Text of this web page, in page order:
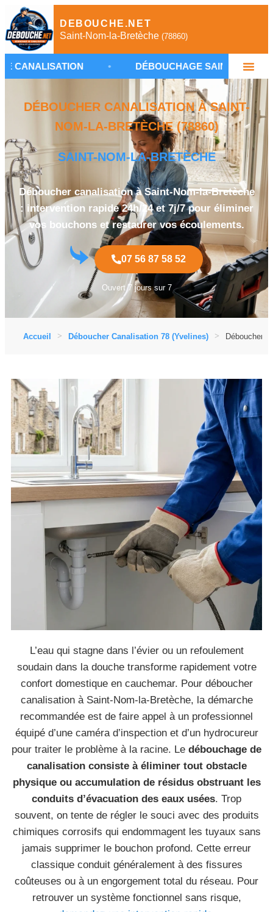
DEBOUCHE.NET
Saint-Nom-la-Bretèche (78860)
• DÉBOUCHAGE SAINT-NOM-LA-
DÉBOUCHER CANALISATION À SAINT-
NOM-LA-BRETÈCHE (78860)
SAINT-NOM-LA-BRETÈCHE
Déboucher canalisation à Saint-Nom-la-Bretèche
: intervention rapide 24h/24 et 7j/7 pour éliminer
vos bouchons et restaurer vos écoulements.
07 56 87 58 52
Ouvert 7 jours sur 7
Accueil Déboucher Canalisation 78 (Yvelines) Déboucher
L’eau qui stagne dans l’évier ou un refoulement
soudain dans la douche transforme rapidement votre
confort domestique en cauchemar. Pour déboucher
canalisation à Saint-Nom-la-Bretèche, la démarche
recommandée est de faire appel à un professionnel
équipé d’une caméra d’inspection et d’un hydrocureur
pour traiter le problème à la racine. Le débouchage de
canalisation consiste à éliminer tout obstacle
physique ou accumulation de résidus obstruant les
conduits d’évacuation des eaux usées. Trop
souvent, on tente de régler le souci avec des produits
chimiques corrosifs qui endommagent les tuyaux sans
jamais supprimer le bouchon profond. Cette erreur
classique conduit généralement à des fissures
coûteuses ou à un engorgement total du réseau. Pour
retrouver un système fonctionnel sans risque,